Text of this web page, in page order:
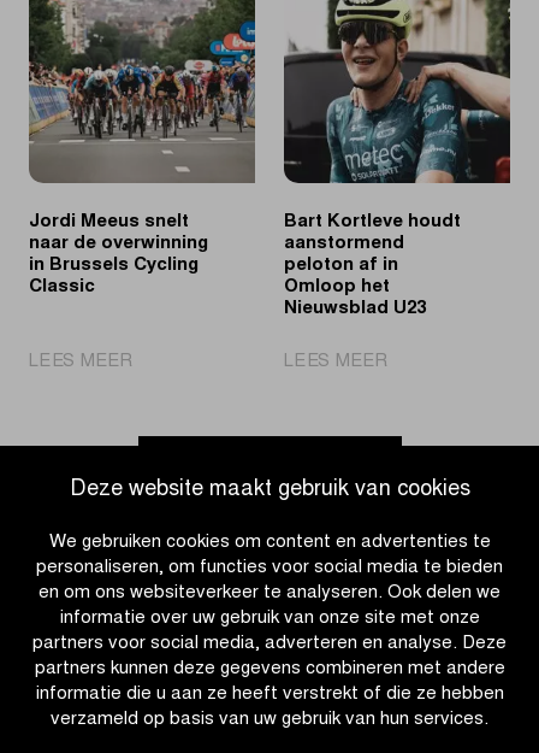
Deze website maakt gebruik van cookies
We gebruiken cookies om content en advertenties te
personaliseren, om functies voor social media te bieden
en om ons websiteverkeer te analyseren. Ook delen we
informatie over uw gebruik van onze site met onze
partners voor social media, adverteren en analyse. Deze
partners kunnen deze gegevens combineren met andere
informatie die u aan ze heeft verstrekt of die ze hebben
verzameld op basis van uw gebruik van hun services.
tonen
hun
kunnen
tijdens
Ronde
Limburg
Jeugddag
zet
jong
wielertalent
in
de
kijker
Jordi Meeus snelt
naar de overwinning
in Brussels Cycling
Classic
LEES MEER
snelt
de
in
Brussels
Cycling
Classic
Bart Kortleve houdt
aanstormend
peloton af in
Omloop het
Nieuwsblad U23
LEES MEER
houdt
peloton
in
Omloop
het
Nieuwsblad
U23
Ga naar nieuwsoverzicht
CATEGORIEËN